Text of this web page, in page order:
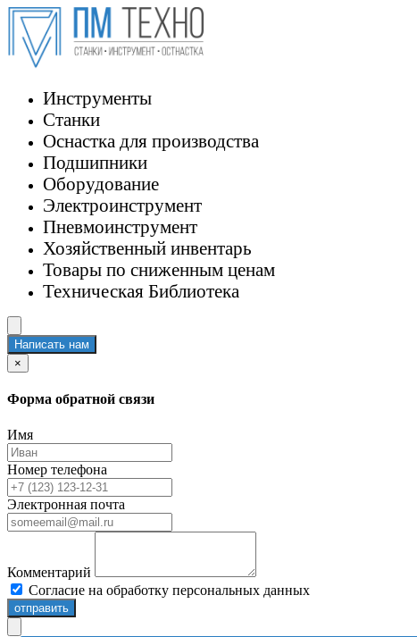
Инструменты
Станки
Оснастка для производства
Подшипники
Оборудование
Электроинструмент
Пневмоинструмент
Хозяйственный инвентарь
Товары по сниженным ценам
Техническая Библиотека
Написать нам
×
Форма обратной связи
Имя
Номер телефона
Электронная почта
Комментарий
Согласие на обработку персональных данных
отправить